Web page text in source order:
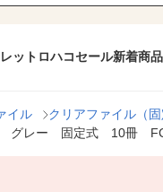
ット ロハコセール新着商品
イル
クリアファイル（固
グレー 固定式 10冊